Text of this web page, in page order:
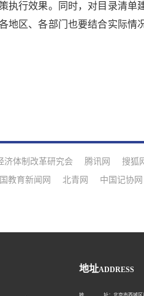
行效果。同时，对目录清单
区、各部门也要结合实际情
济体制改革研究会 腾讯网 搜狐
教育新闻网 北青网 中国记协网
地址ADDRESS